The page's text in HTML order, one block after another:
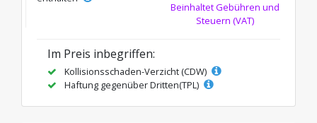
Beinhaltet Gebühren und
Steuern (VAT)
Im Preis inbegriffen:
Kollisionsschaden-Verzicht (CDW)
Haftung gegenüber Dritten(TPL)